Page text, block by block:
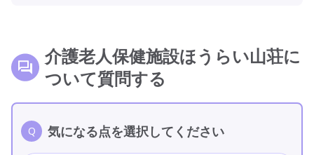
介護老人保健施設ほうらい山荘に
ついて質問する
気になる点を選択してください